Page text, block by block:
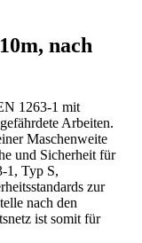
nach
1263-1 mit
Arbeiten.
Maschenweite
und Sicherheit für
1, Typ S,
zur
nach den
ist somit für